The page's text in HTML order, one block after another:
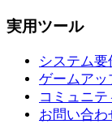
実用ツール
システム要
ゲームアッ
コミュニテ
お問い合わ